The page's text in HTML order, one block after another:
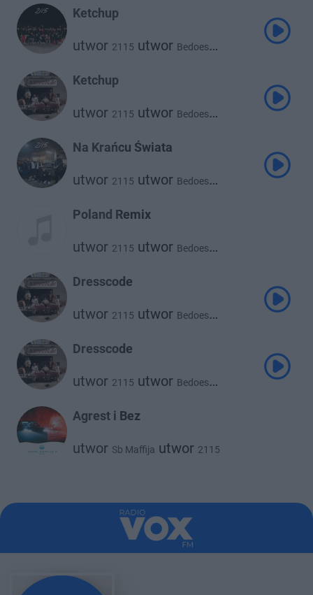
Flexxy2115
Ketchup
utwor 2115 utwor Bedoes
utwor
Ketchup
utwor 2115 utwor Bedoes
utwor Kuqe 2115
Na Krańcu Świata
utwor 2115 utwor Bedoes
White 2115
Poland Remix
utwor 2115 utwor Bedoes
Lil Yachty
Dresscode
utwor 2115 utwor Bedoes
White 2115
Dresscode
utwor 2115 utwor Bedoes
White 2115
Agrest i Bez
utwor Sb Maffija utwor 2115